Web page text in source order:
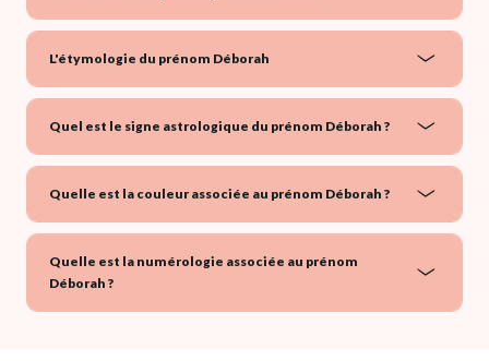
L'étymologie du prénom Déborah
Quel est le signe astrologique du prénom Déborah ?
Quelle est la couleur associée au prénom Déborah ?
Quelle est la numérologie associée au prénom
Déborah ?